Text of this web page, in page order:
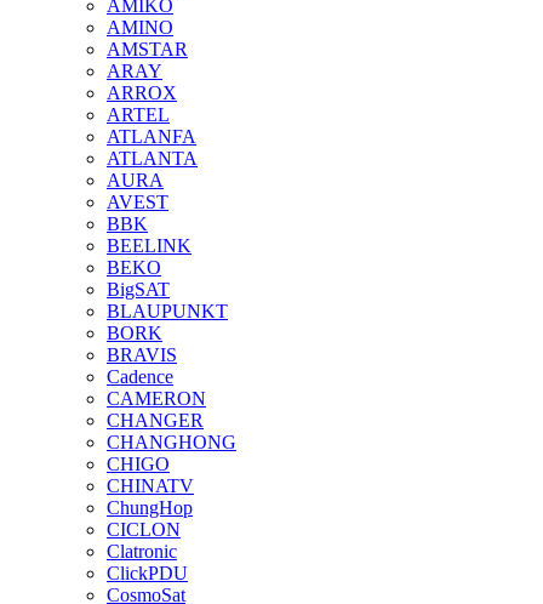
AMIKO
AMINO
AMSTAR
ARAY
ARROX
ARTEL
ATLANFA
ATLANTA
AURA
AVEST
BBK
BEELINK
BEKO
BigSAT
BLAUPUNKT
BORK
BRAVIS
Cadence
CAMERON
CHANGER
CHANGHONG
CHIGO
CHINATV
ChungHop
CICLON
Clatronic
ClickPDU
CosmoSat